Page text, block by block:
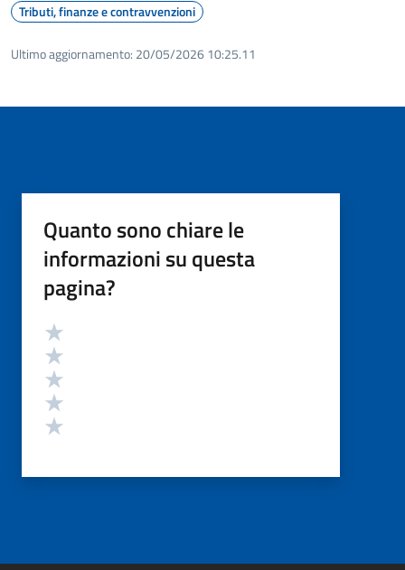
Tributi, finanze e contravvenzioni
Ultimo aggiornamento: 20/05/2026 10:25.11
Quanto sono chiare le
informazioni su questa
pagina?
Valutazione